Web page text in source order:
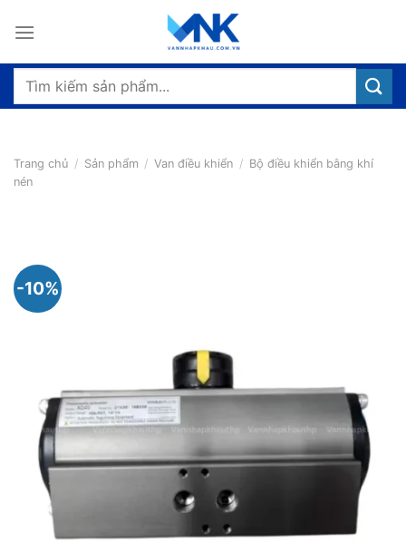
qua
dung
Tìm
Trang chủ / Sản phẩm / Van điều khiển / Bộ điều khiển bằng khí
nén
-10%